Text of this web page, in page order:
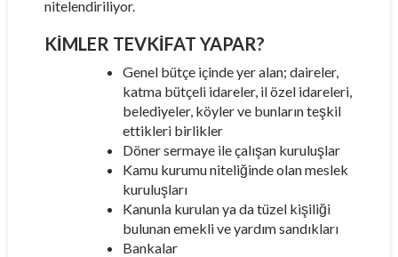
nitelendiriliyor.
KİMLER TEVKİFAT YAPAR?
Genel bütçe içinde yer alan; daireler,
katma bütçeli idareler, il özel idareleri,
belediyeler, köyler ve bunların teşkil
ettikleri birlikler
Döner sermaye ile çalışan kuruluşlar
Kamu kurumu niteliğinde olan meslek
kuruluşları
Kanunla kurulan ya da tüzel kişiliği
bulunan emekli ve yardım sandıkları
Bankalar